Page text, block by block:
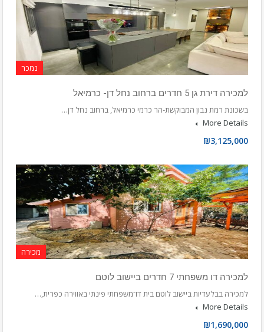
נמכר
למכירה דירת גן 5 חדרים ברחוב נחל דן- כרמיאל
בשכונת רמת נבון המבוקשת-הר כרמי כרמיאל, ברחוב נחל דן…
More Details
₪3,125,000
מכירה
למכירה דו משפחתי 7 חדרים ביישוב לוטם
למכירה בבלעדיות ביישוב לוטם בית דו־משפחתי פינתי באווירה כפרית,…
More Details
₪1,690,000